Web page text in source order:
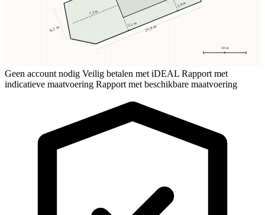
10 m
5,1 m
2,9 m
7,2 m
23,8 m
8,2 m
Geen account nodig Veilig betalen met iDEAL Rapport met
indicatieve maatvoering Rapport met beschikbare maatvoering